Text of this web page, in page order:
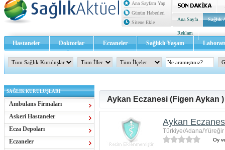
Ana Sayfam Yap
Günün Haberleri
Sitene Ekle
Ana Sayfa Sağlık
Reklam
Hastaneler Doktorlar Eczaneler Sağlıklı Yaşam
Sağlık TV - Video İletişim
SAĞLIK KURULUŞLARI
Ambulans Firmaları
Askeri Hastaneler
Ecza Depoları
Eczaneler
Aykan Eczanesi (Figen Aykan )
Aykan
Türkiye/Adana/Yüreğir
Oy